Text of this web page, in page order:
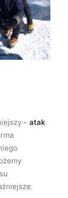
– atak